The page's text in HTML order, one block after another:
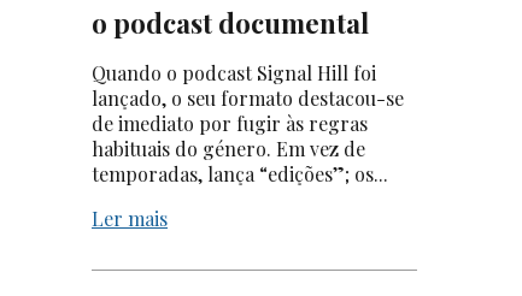
o podcast documental
Quando o podcast Signal Hill foi
lançado, o seu formato destacou-se
de imediato por fugir às regras
habituais do género. Em vez de
temporadas, lança “edições”; os...
Ler mais